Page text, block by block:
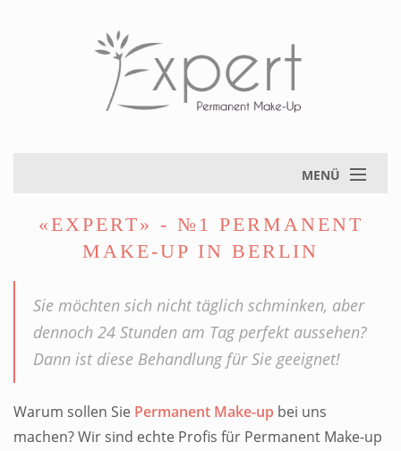
MENÜ
«EXPERT» - №1 PERMANENT
MAKE-UP IN BERLIN
Sie möchten sich nicht täglich schminken, aber
dennoch 24 Stunden am Tag perfekt aussehen?
Dann ist diese Behandlung für Sie geeignet!
Warum sollen Sie Permanent Make-up bei uns
machen? Wir sind echte Profis für Permanent Make-up